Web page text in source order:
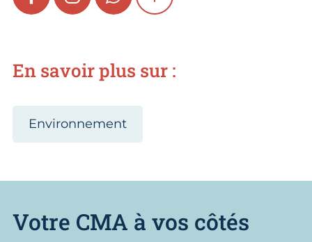
En savoir plus sur :
Environnement
Votre CMA à vos côtés